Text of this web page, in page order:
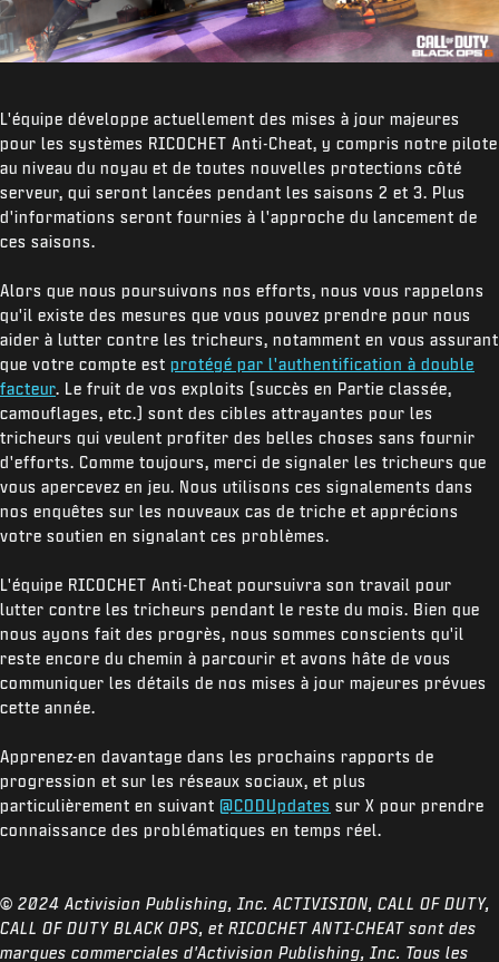
L'équipe développe actuellement des mises à jour majeures
pour les systèmes RICOCHET Anti-Cheat, y compris notre pilote
au niveau du noyau et de toutes nouvelles protections côté
serveur, qui seront lancées pendant les saisons 2 et 3. Plus
d'informations seront fournies à l'approche du lancement de
ces saisons.
Alors que nous poursuivons nos efforts, nous vous rappelons
qu'il existe des mesures que vous pouvez prendre pour nous
aider à lutter contre les tricheurs, notamment en vous assurant
que votre compte est protégé par l'authentification à double
facteur. Le fruit de vos exploits (succès en Partie classée,
camouflages, etc.) sont des cibles attrayantes pour les
tricheurs qui veulent profiter des belles choses sans fournir
d'efforts. Comme toujours, merci de signaler les tricheurs que
vous apercevez en jeu. Nous utilisons ces signalements dans
nos enquêtes sur les nouveaux cas de triche et apprécions
votre soutien en signalant ces problèmes.
L'équipe RICOCHET Anti-Cheat poursuivra son travail pour
lutter contre les tricheurs pendant le reste du mois. Bien que
nous ayons fait des progrès, nous sommes conscients qu'il
reste encore du chemin à parcourir et avons hâte de vous
communiquer les détails de nos mises à jour majeures prévues
cette année.
Apprenez-en davantage dans les prochains rapports de
progression et sur les réseaux sociaux, et plus
particulièrement en suivant @CODUpdates sur X pour prendre
connaissance des problématiques en temps réel.
© 2024 Activision Publishing, Inc. ACTIVISION, CALL OF DUTY,
CALL OF DUTY BLACK OPS, et RICOCHET ANTI-CHEAT sont des
marques commerciales d'Activision Publishing, Inc. Tous les